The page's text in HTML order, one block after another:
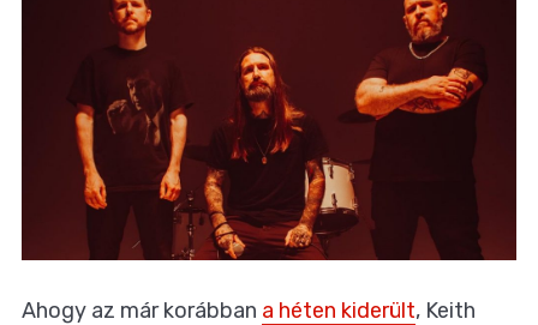
Ahogy az már korábban a héten kiderült, Keith